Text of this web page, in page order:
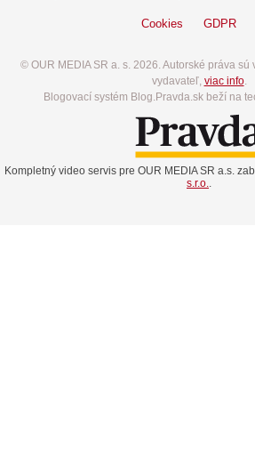
Cookies GDPR
© OUR MEDIA SR a. s. 2026. Autorské práva
vydavateľ, viac info.
Blogovací systém Blog.Pravda.sk beží na
Kompletný video servis pre OUR MEDIA SR a.s.
s.r.o.